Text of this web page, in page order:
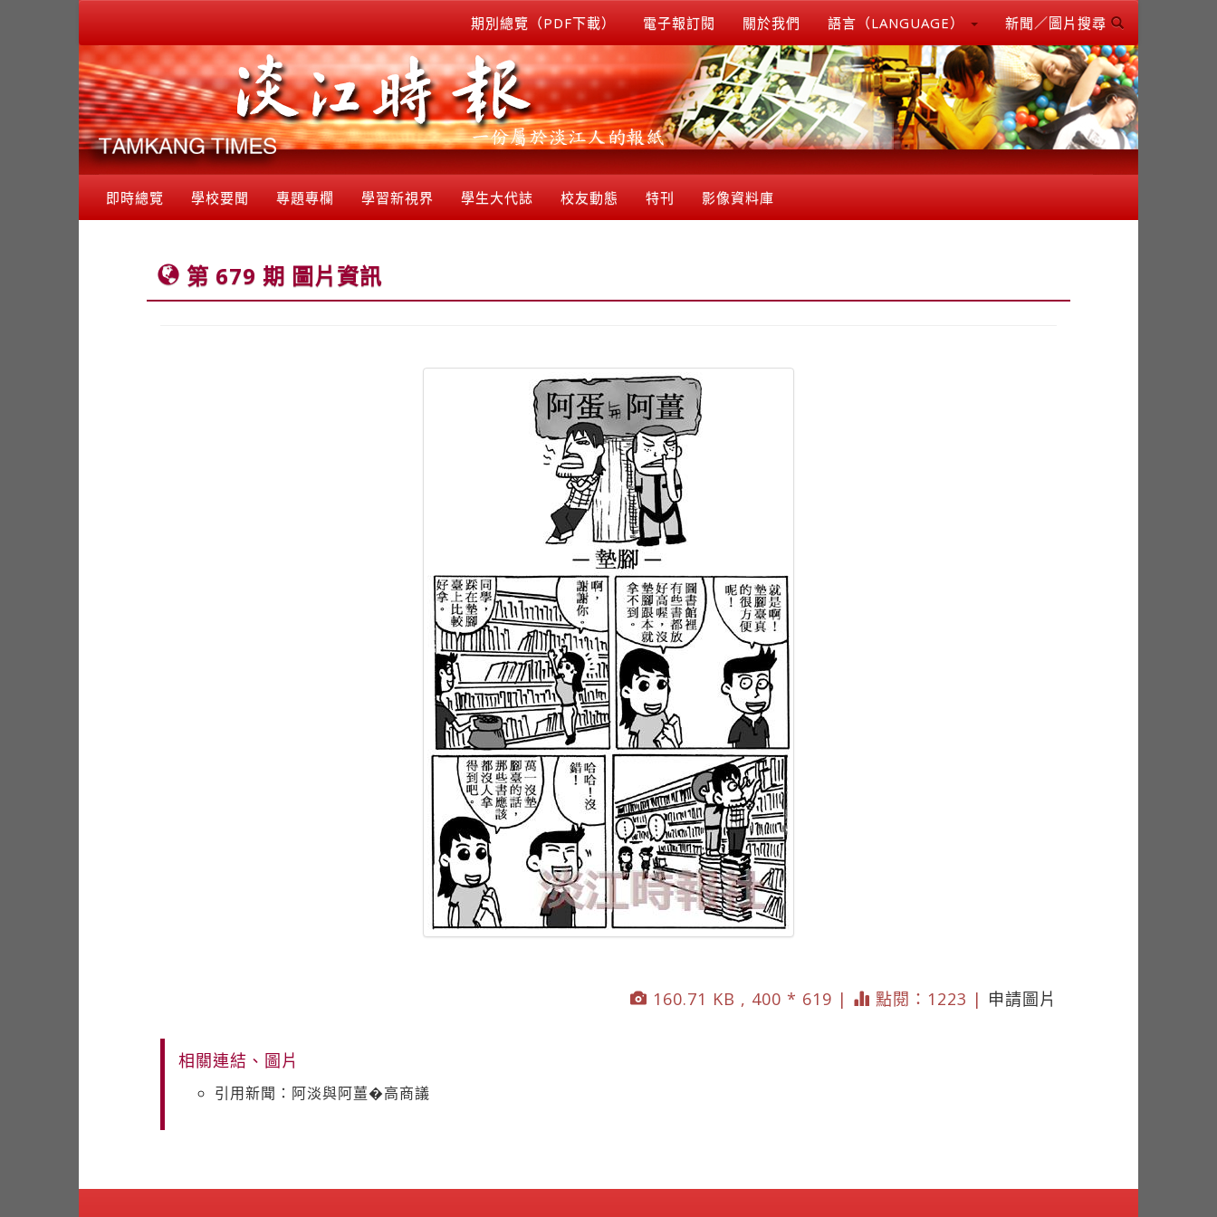
期別總覽（PDF下載） 電子報訂閱 關於我們 語言（LANGUAGE） 新聞／圖片搜尋
即時總覽 學校要聞 專題專欄 學習新視界 學生大代誌 校友動態 特刊 影像資料庫
第 679 期 圖片資訊
160.71 KB , 400 * 619 | 點閱：1223 | 申請圖片
相關連結、圖片
引用新聞：阿淡與阿薑�高商議